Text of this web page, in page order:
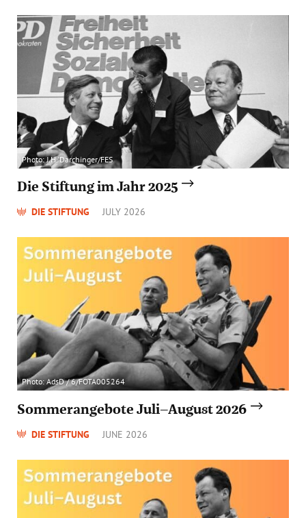
Photo: J.H. Darchinger/FES
Die Stiftung im Jahr 2025
DIE STIFTUNG JULY 2026
Photo: AdsD / 6/FOTA005264
Sommerangebote Juli–August 2026
DIE STIFTUNG JUNE 2026